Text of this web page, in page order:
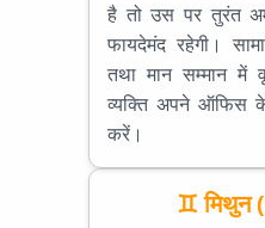
है तो उस पर तुरंत
फायदेमंद रहेगी।
तथा मान सम्मान में
व्यक्ति अपने ऑफिस के
करें।
♊